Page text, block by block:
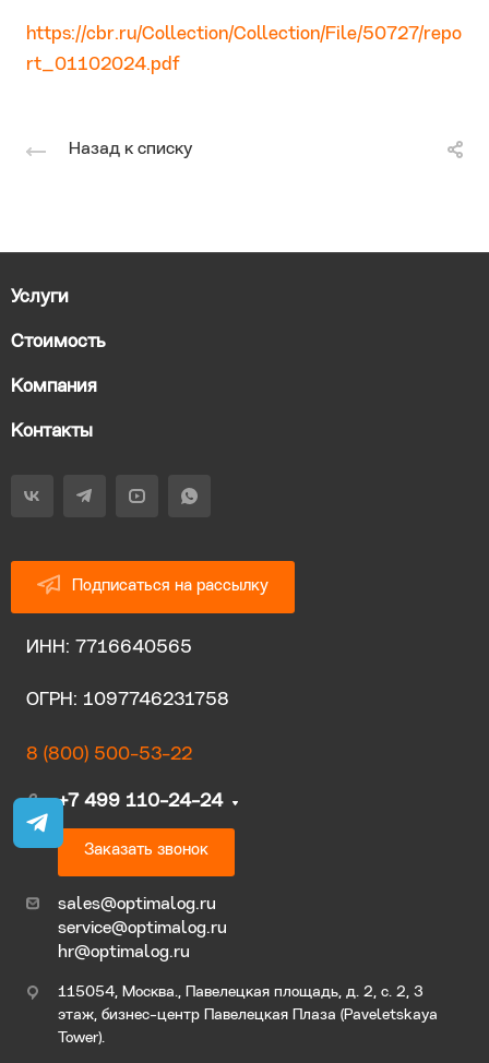
https://cbr.ru/Collection/Collection/File/50727/repo
rt_01102024.pdf
Назад к списку
Услуги
Стоимость
Компания
Контакты
Подписаться на рассылку
ИНН: 7716640565
ОГРН: 1097746231758
8 (800) 500-53-22
+7 499 110-24-24
Заказать звонок
sales@optimalog.ru
service@optimalog.ru
hr@optimalog.ru
115054, Москва., Павелецкая площадь, д. 2, с. 2, 3
этаж, бизнес-центр Павелецкая Плаза (Paveletskaya
Tower).